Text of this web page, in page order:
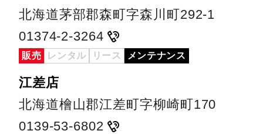
北海道茅部郡森町字森川町292-1
01374-2-3264
販売 レンタル リース メンテナンス
江差店
北海道檜山郡江差町字柳崎町170
0139-53-6802